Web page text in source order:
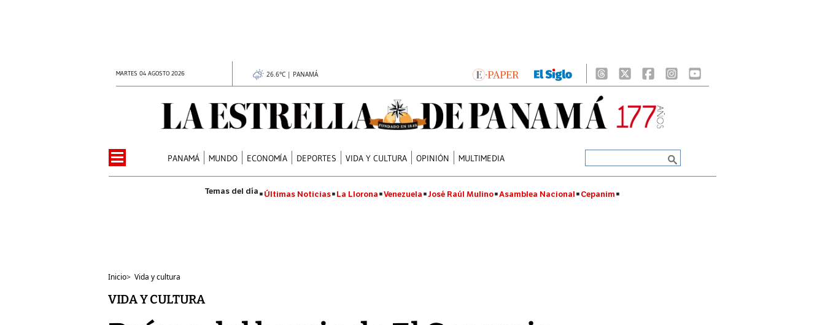
MARTES 04 AGOSTO 2026 26.6°C | PANAMÁ
PANAMÁ MUNDO ECONOMÍA DEPORTES VIDA Y CULTURA OPINIÓN MULTIMEDIA
Últimas Noticias La Llorona Venezuela José Raúl Mulino Asamblea Nacional Cepanim
Inicio> Vida y cultura
VIDA Y CULTURA